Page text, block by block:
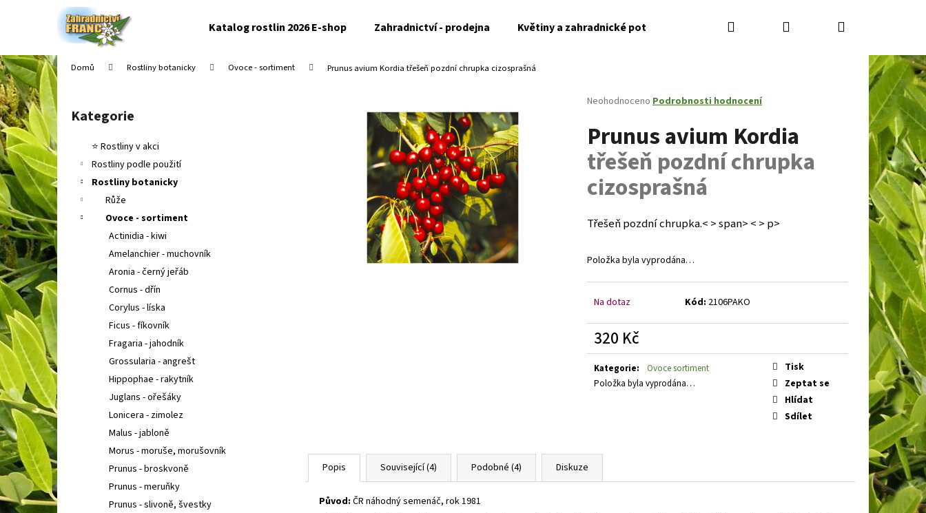
Katalog rostlin 2026 E-shop Zahradnictví - prodejna Květiny a zahradnické potřeby Kontakty Jak nakupovat
Hledat PřihlášeníNákupní
košík
Domů Rostliny botanicky Ovoce - sortiment Prunus avium Kordia třešeň pozdní chrupka cizosprašná
P
o
s
t
r
a
n
n
í
p
a
n
e
l
Přeskočit
kategorie
Kategorie
⭐ Rostliny v akci
Rostliny podle použití
Rostliny botanicky
Růže
Ovoce - sortiment
Actinidia - kiwi
Amelanchier - muchovník
Aronia - černý jeřáb
Cornus - dřín
Corylus - líska
Ficus - fíkovník
Fragaria - jahodník
Grossularia - angrešt
Hippophae - rakytník
Juglans - ořešáky
Lonicera - zimolez
Malus - jabloně
Morus - moruše, morušovník
Prunus - broskvoně
Prunus - meruňky
Prunus - slivoně, švestky
Průměrné
produktu
je
0,0
z
hvězdiček.
Neohodnoceno Podrobnosti hodnocení
Prunus avium Kordia
třešeň pozdní chrupka
cizosprašná
Třešeň pozdní chrupka.< > span> < > p>
Položka byla vyprodána…
Na dotaz Kód: 2106PAKO
320 Kč
Měrná
cena:
Kategorie:
Ovoce sortiment
Položka byla vyprodána…
Tisk
Zeptat se
Hlídat
Sdílet
Popis Související (4) Podobné (4) Diskuze
Původ: ČR náhodný semenáč, rok 1981
í
k
Zpět
do
obchodu
Zpět
do
obchodu
Co potřebujete najít?
HLEDAT
Doporučujeme
SEDUM TELEPHIUM SEDUCTION CHERRY
CHOCOLATEROZCHODNÍK NACHOVÝ